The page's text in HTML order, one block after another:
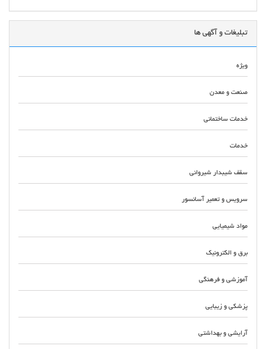
تبلیغات و آگهی ها
ویژه
صنعت و معدن
خدمات ساختمانی
خدمات
سقف شیبدار شیروانی
سرویس و تعمیر آسانسور
مواد شیمیایی
برق و الکترونیک
آموزشی و فرهنگی
پزشکی و زیبایی
آرایشی و بهداشتی